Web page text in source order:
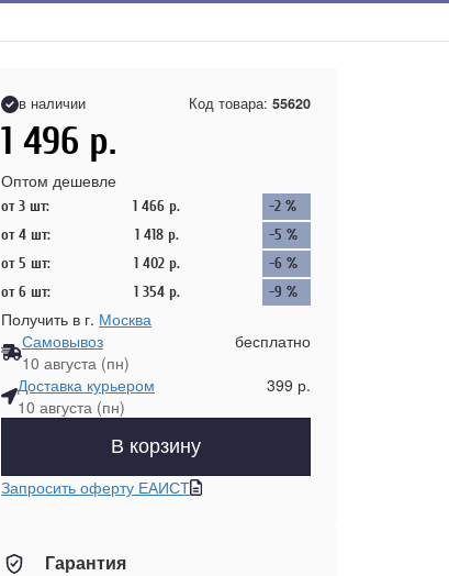
в наличии Код товара: 55620
1 496 р.
Оптом дешевле
от 3 шт: 1 466 р.
-2 %
от 4 шт:
1 418 р.
-5 %
от 5 шт:
1 402 р.
-6 %
от 6 шт:
1 354 р. -9 %
Получить в г. Москва
Самовывоз
10 августа (пн)
бесплатно
Доставка курьером
10 августа (пн)
399 р.
В корзину
Запросить оферту ЕАИСТ
Гарантия